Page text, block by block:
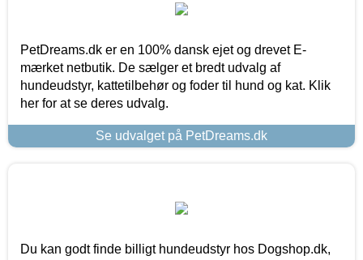
PetDreams.dk er en 100% dansk ejet og drevet E-
mærket netbutik. De sælger et bredt udvalg af
hundeudstyr, kattetilbehør og foder til hund og kat. Klik
her for at se deres udvalg.
Se udvalget på PetDreams.dk
Du kan godt finde billigt hundeudstyr hos Dogshop.dk,